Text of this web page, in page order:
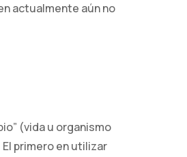
actualmente aún no
(vida u organismo
primero en utilizar